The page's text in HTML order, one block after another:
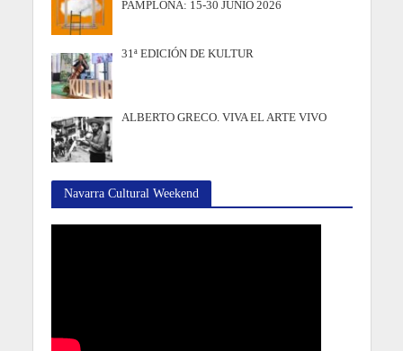
PAMPLONA: 15-30 JUNIO 2026
31ª EDICIÓN DE KULTUR
ALBERTO GRECO. VIVA EL ARTE VIVO
Navarra Cultural Weekend